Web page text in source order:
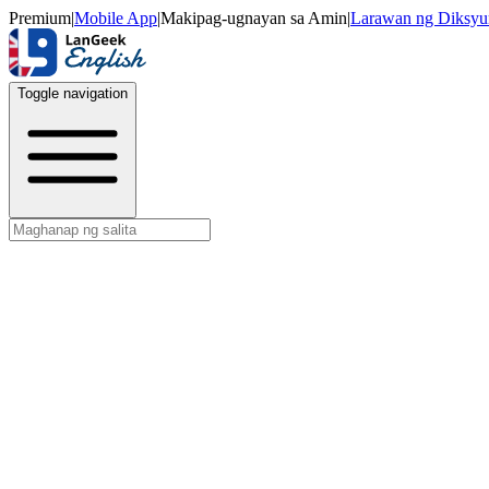
Premium|Mobile App|Makipag-ugnayan sa Amin|Larawan ng
Toggle navigation